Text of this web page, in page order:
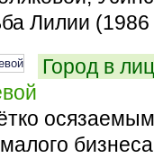
Лилии (1986
Город в